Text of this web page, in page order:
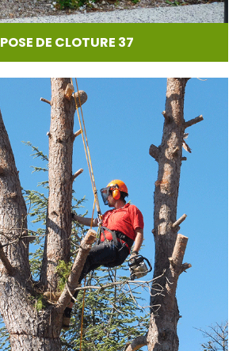
POSE DE CLOTURE 37